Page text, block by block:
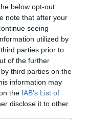
below opt-out
note that after your
seeing
utilized by
parties prior to
of the further
third parties on the
information may
the IAB’s List of
disclose it to other
közölték
az elutasító
címzett
Zsolt, mint én
nem a
hogy a Nyitrai
a város nem